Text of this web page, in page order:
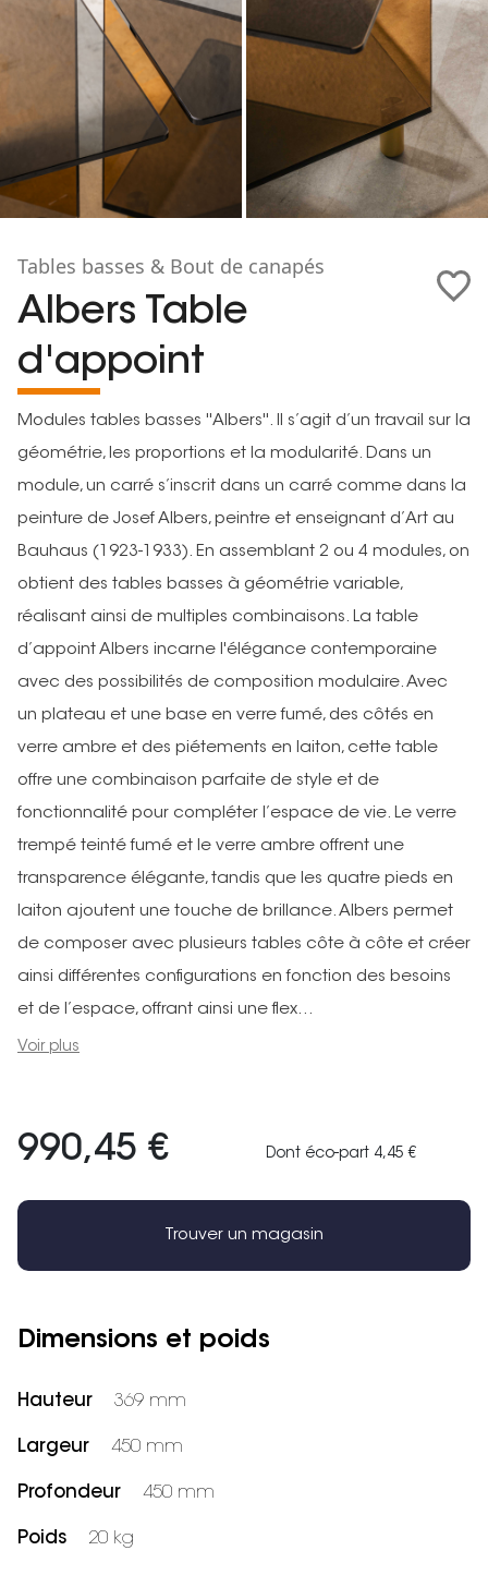
Tables basses & Bout de canapés
Albers Table
d'appoint
Modules tables basses ''Albers''. Il s’agit d’un travail sur la
géométrie, les proportions et la modularité. Dans un
module, un carré s’inscrit dans un carré comme dans la
peinture de Josef Albers, peintre et enseignant d’Art au
Bauhaus (1923-1933). En assemblant 2 ou 4 modules, on
obtient des tables basses à géométrie variable,
réalisant ainsi de multiples combinaisons. La table
d’appoint Albers incarne l'élégance contemporaine
avec des possibilités de composition modulaire. Avec
un plateau et une base en verre fumé, des côtés en
verre ambre et des piétements en laiton, cette table
offre une combinaison parfaite de style et de
fonctionnalité pour compléter l’espace de vie. Le verre
trempé teinté fumé et le verre ambre offrent une
transparence élégante, tandis que les quatre pieds en
laiton ajoutent une touche de brillance. Albers permet
de composer avec plusieurs tables côte à côte et créer
ainsi différentes configurations en fonction des besoins
et de l’espace, offrant ainsi une flex...
Voir plus
990,45 € Dont éco-part 4,45 €
Trouver un magasin
Dimensions et poids
Hauteur 369 mm
Largeur 450 mm
Profondeur 450 mm
Poids 20 kg